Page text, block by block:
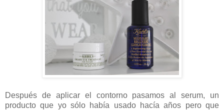
Después de aplicar el contorno pasamos al serum, un
producto que yo sólo había usado hacía años pero que